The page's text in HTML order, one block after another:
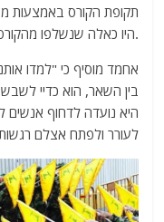
תקופת הקורס באמצעות
.היו כאלה שנשלפו מהקורס
אחמד מוסיף כי "למדו
בין השאר, הוא כדיי
היא נועדה לדחוף אנשים
לעורר ולפתח אצלם רגשות